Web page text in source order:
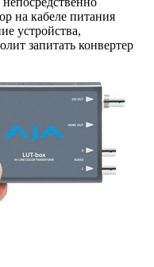
на кабеле питания
устройства,
запитать конвертер